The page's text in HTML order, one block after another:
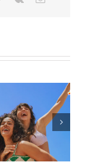
naše navike
vreme je da
i beauty
rutinu